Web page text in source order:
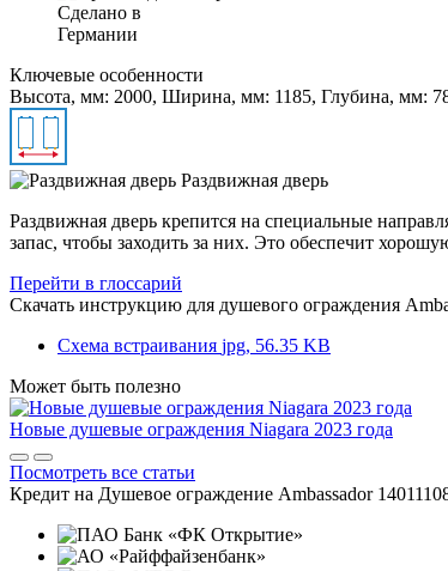
Сделано в
Германии
Ключевые особенности
Высота, мм: 2000, Ширина, мм: 1185, Глубина, мм:
Раздвижная дверь
Раздвижная дверь крепится на специальные
запас, чтобы заходить за них. Это обеспечит
Перейти в глоссарий
Скачать инструкцию для душевого ограждения
Схема встраивания jpg, 56.35 KB
Может быть полезно
Новые душевые ограждения Niagara 2023 года
Посмотреть все статьи
Кредит на Душевое ограждение Ambassador